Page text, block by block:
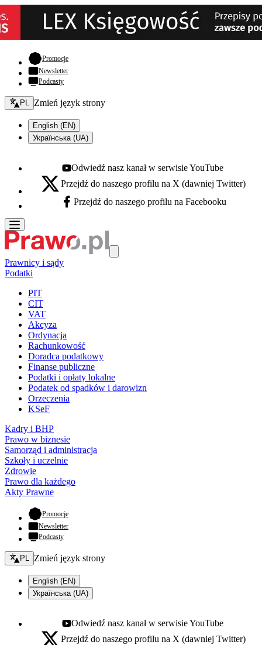
Promocje- otwiera się w nowej karcie
Newsletter
Podcasty
Zmień język - bieżący:
PL Zmień język strony
English (EN)
Українська (UA)
Youtube - otwiera się w nowej karcie
Odwiedź nasz kanał w serwisie YouTube
X - otwiera się w nowej karcie
Przejdź do naszego profilu na X (dawniej Twitter)
Facebook - otwiera się w nowej karcie
Przejdź do naszego profilu na Facebooku
Prawnicy i sądy
Podatki
PIT
CIT
VAT
Akcyza
Ordynacja
Rachunkowość
Doradca podatkowy
Finanse publiczne
Podatki i opłaty lokalne
Podatek od spadków i darowizn
Orzeczenia
KSeF
Kadry i BHP
Prawo w biznesie
Samorząd i administracja
Szkoły i uczelnie
Zdrowie
Prawo dla każdego
Akty Prawne
Promocje- otwiera się w nowej karcie
Newsletter
Podcasty
Zmień język - bieżący:
PL Zmień język strony
English (EN)
Українська (UA)
Youtube - otwiera się w nowej karcie
Odwiedź nasz kanał w serwisie YouTube
Przejdź do naszego profilu na X (dawniej Twitter)